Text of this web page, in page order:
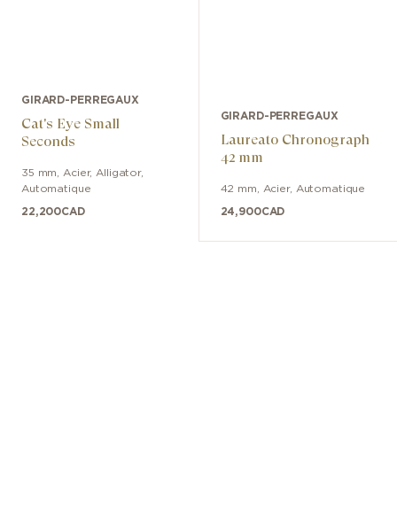
GIRARD-PERREGAUX
Cat's Eye Small
Seconds
35 mm Acier, Alligator,
Automatique
22,200CAD
GIRARD-PERREGAUX
Laureato Chronograph
42 mm
42 mm Acier, Automatique
24,900CAD